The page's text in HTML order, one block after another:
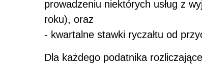
prowadzeniu niektórych usług z
roku), oraz
- kwartalne stawki ryczałtu od
Dla każdego podatnika